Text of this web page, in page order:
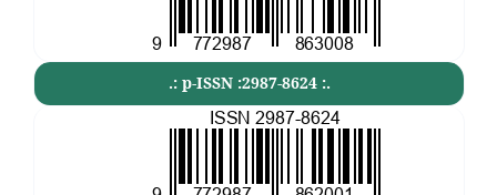
.: p-ISSN :2987-8624 :.